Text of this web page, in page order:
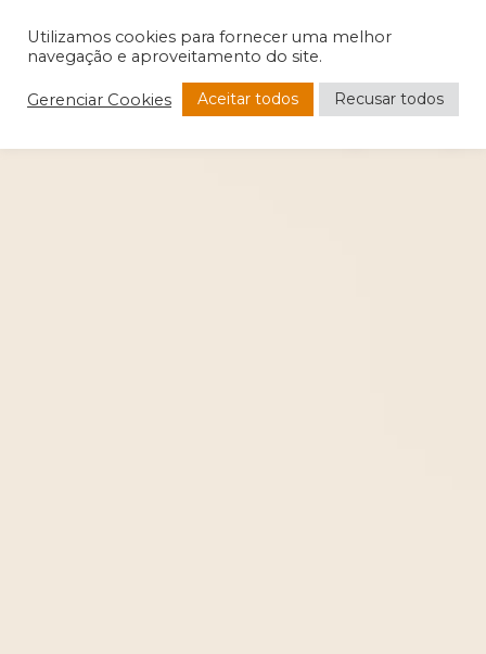
Utilizamos cookies para fornecer uma melhor
navegação e aproveitamento do site.
Gerenciar Cookies Aceitar todos Recusar todos